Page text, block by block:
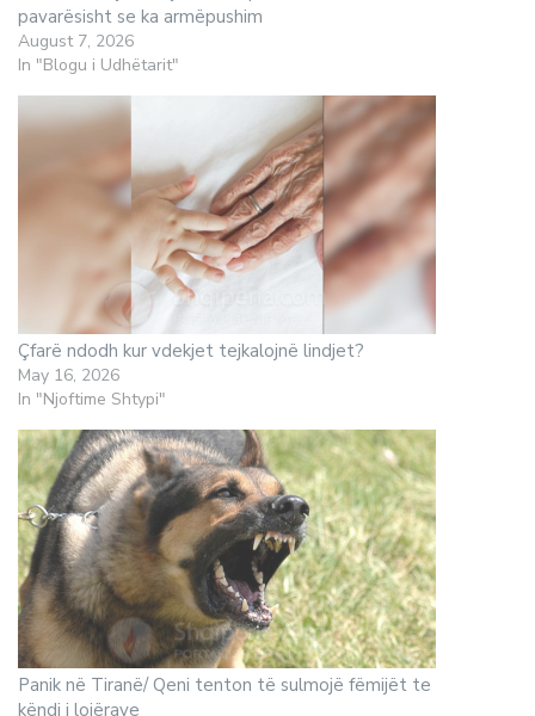
pavarësisht se ka armëpushim
August 7, 2026
In "Blogu i Udhëtarit"
Çfarë ndodh kur vdekjet tejkalojnë lindjet?
May 16, 2026
In "Njoftime Shtypi"
Panik në Tiranë/ Qeni tenton të sulmojë fëmijët te
këndi i lojërave